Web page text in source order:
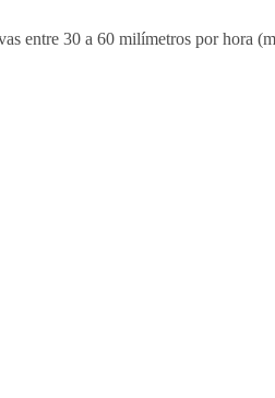
entre 30 a 60 milímetros por hora